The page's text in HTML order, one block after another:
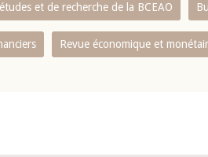
et de recherche de la BCEAO
Revue économique et